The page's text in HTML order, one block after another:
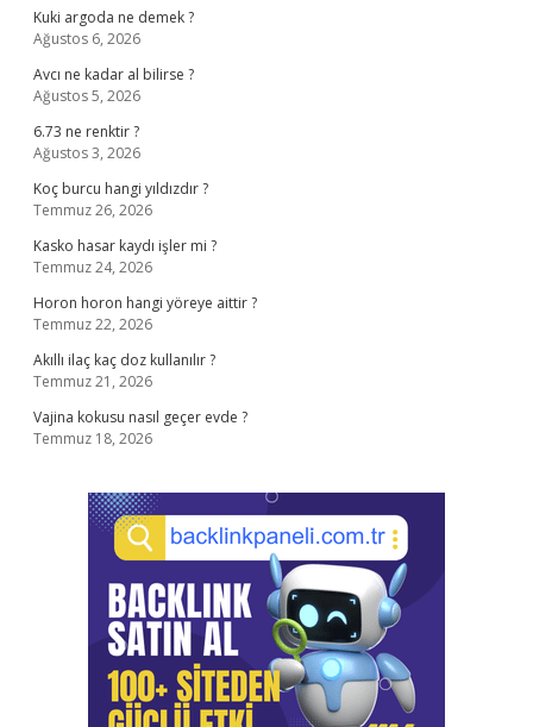
Kuki argoda ne demek ?
Ağustos 6, 2026
Avcı ne kadar al bilirse ?
Ağustos 5, 2026
6.73 ne renktir ?
Ağustos 3, 2026
Koç burcu hangi yıldızdır ?
Temmuz 26, 2026
Kasko hasar kaydı işler mi ?
Temmuz 24, 2026
Horon horon hangi yöreye aittir ?
Temmuz 22, 2026
Akıllı ilaç kaç doz kullanılır ?
Temmuz 21, 2026
Vajina kokusu nasıl geçer evde ?
Temmuz 18, 2026